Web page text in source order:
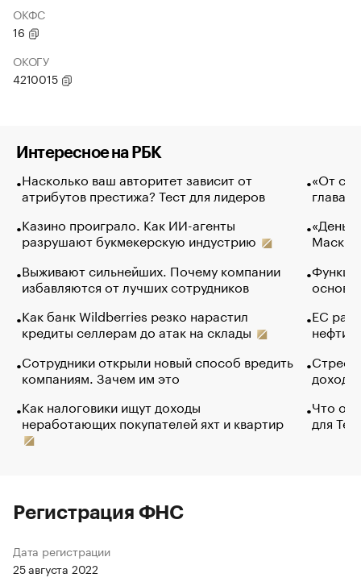
ОКФС
16
ОКОГУ
4210015
Интересное на РБК
Насколько ваш авторитет зависит от
атрибутов престижа? Тест для лидеров
Казино проиграло. Как ИИ-агенты
разрушают букмекерскую индустрию
Выживают сильнейших. Почему компании
избавляются от лучших сотрудников
Как банк Wildberries резко нарастил
кредиты селлерам до атак на склады
Сотрудники открыли новый способ вредить
компаниям. Зачем им это
Как налоговики ищут доходы
неработающих покупателей яхт и квартир
«От
глава
Маск в
основ
ЕС
нефти
Что
для
Регистрация ФНС
Дата регистрации
25 августа 2022